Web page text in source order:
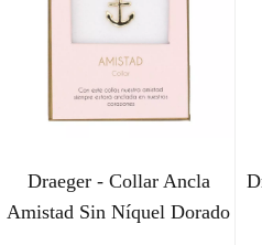
Draeger - Collar Ancla
Amistad Sin Níquel Dorado